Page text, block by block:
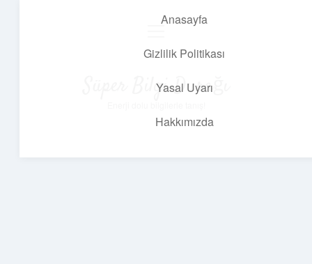
Anasayfa
Gizlilik Politikası
Yasal Uyarı
Hakkımızda
Süper Bilgi Durağı